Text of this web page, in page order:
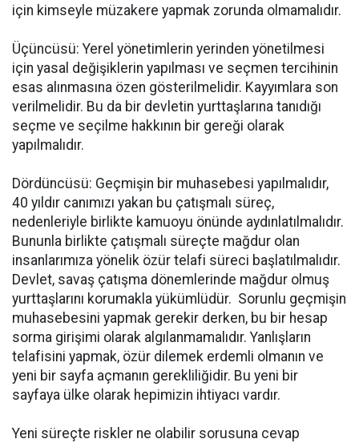
için kimseyle müzakere yapmak zorunda olmamalıdır.
Üçüncüsü: Yerel yönetimlerin yerinden yönetilmesi
için yasal değişiklerin yapılması ve seçmen tercihinin
esas alınmasına özen gösterilmelidir. Kayyımlara son
verilmelidir. Bu da bir devletin yurttaşlarına tanıdığı
seçme ve seçilme hakkının bir gereği olarak
yapılmalıdır.
Dördüncüsü: Geçmişin bir muhasebesi yapılmalıdır,
40 yıldır canımızı yakan bu çatışmalı süreç,
nedenleriyle birlikte kamuoyu önünde aydınlatılmalıdır.
Bununla birlikte çatışmalı süreçte mağdur olan
insanlarımıza yönelik özür telafi süreci başlatılmalıdır.
Devlet, savaş çatışma dönemlerinde mağdur olmuş
yurttaşlarını korumakla yükümlüdür. Sorunlu geçmişin
muhasebesini yapmak gerekir derken, bu bir hesap
sorma girişimi olarak algılanmamalıdır. Yanlışların
telafisini yapmak, özür dilemek erdemli olmanın ve
yeni bir sayfa açmanın gerekliliğidir. Bu yeni bir
sayfaya ülke olarak hepimizin ihtiyacı vardır.
Yeni süreçte riskler ne olabilir sorusuna cevap